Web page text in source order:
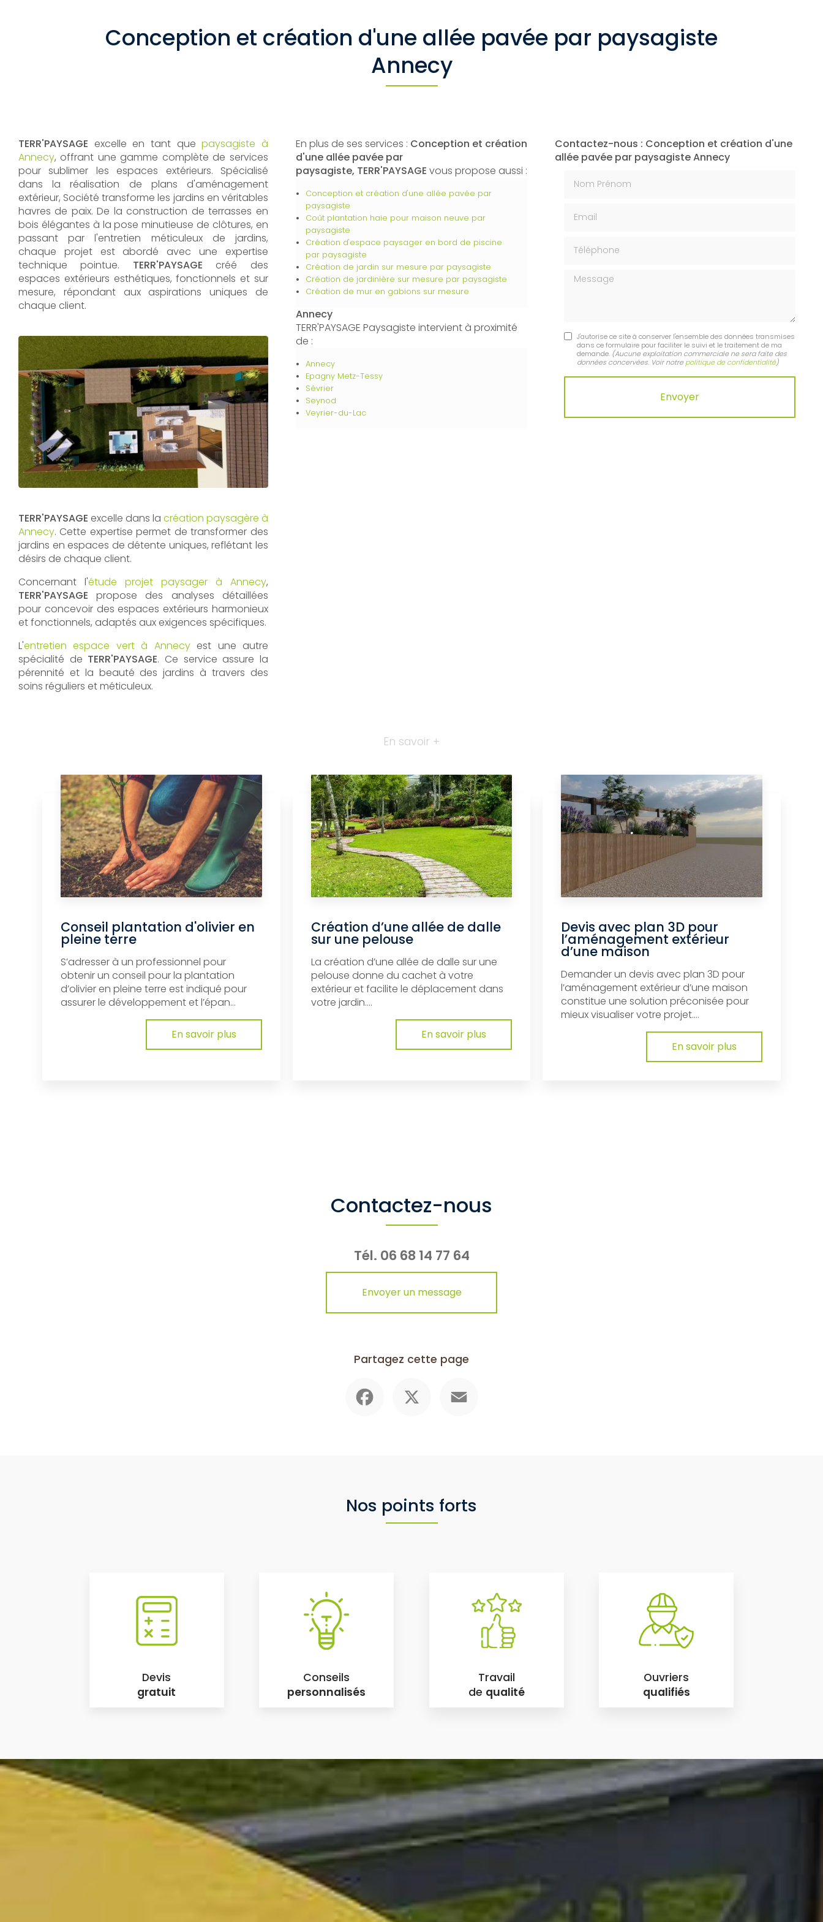
Conception et création d'une allée pavée par paysagiste
Annecy
TERR'PAYSAGE excelle en tant quepaysagiste à
Annecy, offrant une gamme complète de services
pour sublimer les espaces extérieurs. Spécialisé
dans la réalisation de plans d'aménagement
extérieur, Société transforme les jardins en véritables
havres de paix. De la construction de terrasses en
bois élégantes à la pose minutieuse de clôtures, en
passant par l'entretien méticuleux de jardins,
chaque projet est abordé avec une expertise
technique pointue. TERR'PAYSAGE créé des
espaces extérieurs esthétiques, fonctionnels et sur
mesure, répondant aux aspirations uniques de
chaque client.
TERR'PAYSAGE excelle dans la création paysagère à
Annecy. Cette expertise permet de transformer des
jardins en espaces de détente uniques, reflétant les
désirs de chaque client.
Concernant l'étude projet paysager à Annecy,
TERR'PAYSAGE propose des analyses détaillées
pour concevoir des espaces extérieurs harmonieux
et fonctionnels, adaptés aux exigences spécifiques.
L'entretien espace vert à Annecyest une autre
spécialité de TERR'PAYSAGE. Ce service assure la
pérennité et la beauté des jardins à travers des
soins réguliers et méticuleux.
En plus de ses services : Conception et création
d'une allée pavée par
paysagiste, TERR'PAYSAGE vous propose aussi :
Conception et création d'une allée pavée par
paysagiste
Coût plantation haie pour maison neuve par
paysagiste
Création d'espace paysager en bord de piscine
par paysagiste
Création de jardin sur mesure par paysagiste
Création de jardinière sur mesure par paysagiste
Création de mur en gabions sur mesure
Annecy
TERR'PAYSAGE Paysagiste intervient à proximité
de :
Annecy
Epagny Metz-Tessy
Sévrier
Seynod
Veyrier-du-Lac
Contactez-nous : Conception et création d'une
allée pavée par paysagiste Annecy
Message
J'autorise ce site à conserver l'ensemble des données transmises
dans ce formulaire pour faciliter le suivi et le traitement de ma
demande. (Aucune exploitation commerciale ne sera faite des
données concervées. Voir notre politique de confidentialité)
En savoir +
Conseil plantation d'olivier en
pleine terre
S’adresser à un professionnel pour
obtenir un conseil pour la plantation
d’olivier en pleine terre est indiqué pour
assurer le développement et l’épan...
En savoir plus
Création d’une allée de dalle
sur une pelouse
La création d’une allée de dalle sur une
pelouse donne du cachet à votre
extérieur et facilite le déplacement dans
votre jardin....
En savoir plus
Devis avec plan 3D pour
l’aménagement extérieur
d’une maison
Demander un devis avec plan 3D pour
l’aménagement extérieur d’une maison
constitue une solution préconisée pour
mieux visualiser votre projet....
En savoir plus
Contactez-nous
Tél. 06 68 14 77 64
Envoyer un message
Partagez cette page
Nos points forts
Devis
gratuit
Conseils
personnalisés
Travail
de qualité
Ouvriers
qualifiés